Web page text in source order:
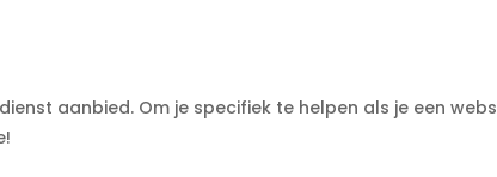
aanbied. Om je specifiek te helpen als je een